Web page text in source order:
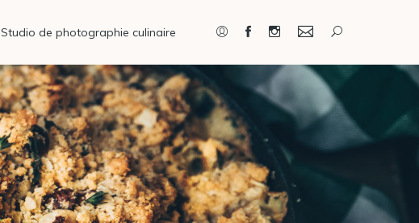
Studio de photographie culinaire
Connexion / Inscription